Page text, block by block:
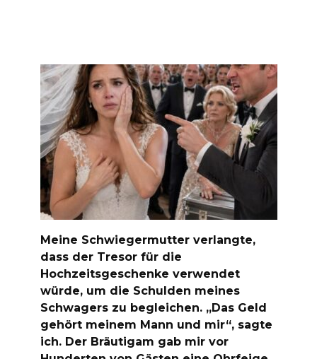
Meine Schwiegermutter verlangte,
dass der Tresor für die
Hochzeitsgeschenke verwendet
würde, um die Schulden meines
Schwagers zu begleichen. „Das Geld
gehört meinem Mann und mir“, sagte
ich. Der Bräutigam gab mir vor